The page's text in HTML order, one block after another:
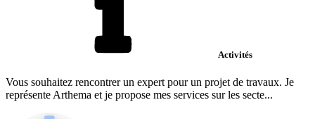
Activités
Vous souhaitez rencontrer un expert pour un projet de travaux. Je
représente Arthema et je propose mes services sur les secte...